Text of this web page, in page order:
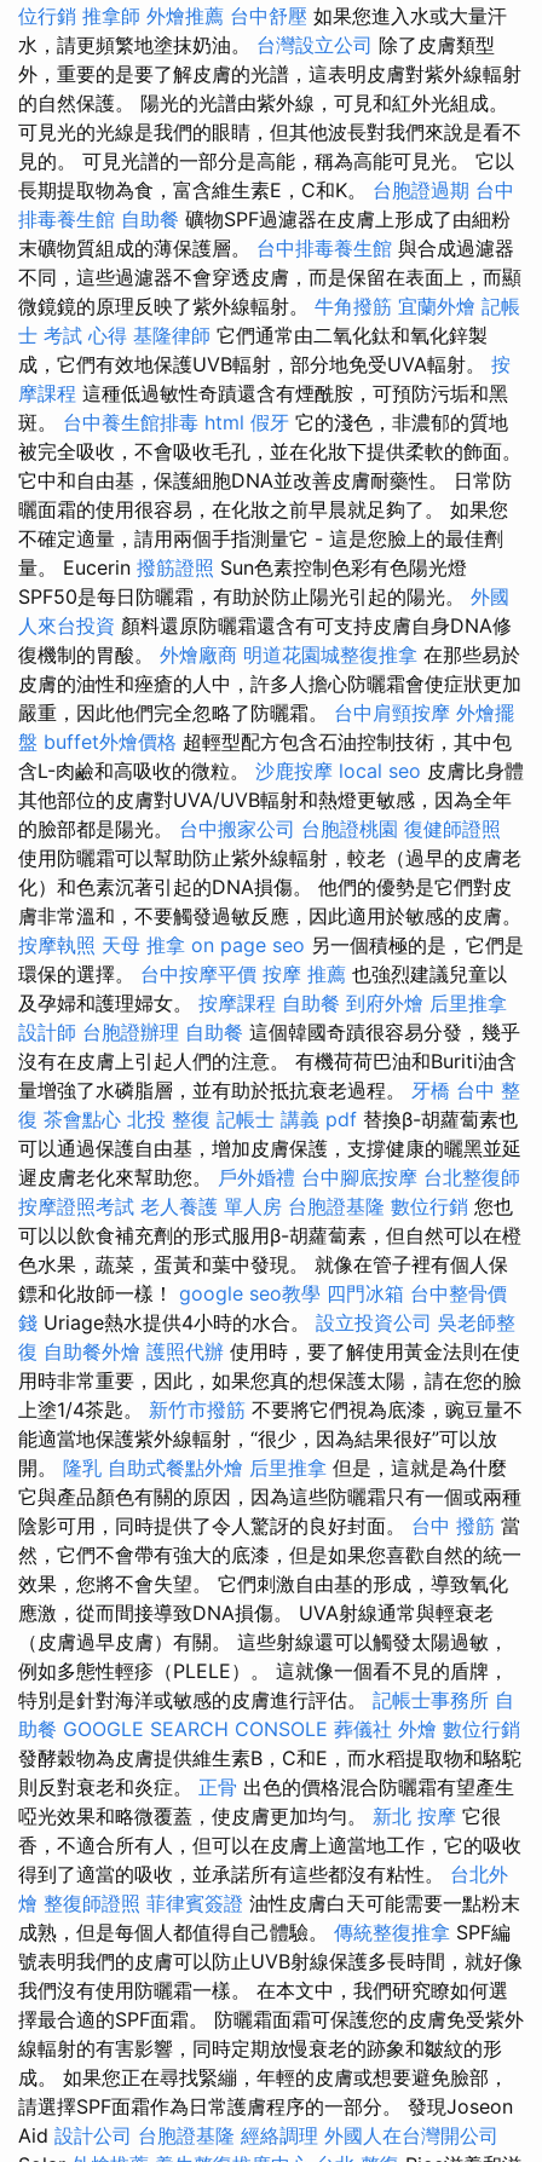
位行銷 推拿師 外燴推薦 台中舒壓 如果您進入水或大量汗
水，請更頻繁地塗抹奶油。 台灣設立公司 除了皮膚類型
外，重要的是要了解皮膚的光譜，這表明皮膚對紫外線輻射
的自然保護。 陽光的光譜由紫外線，可見和紅外光組成。
可見光的光線是我們的眼睛，但其他波長對我們來說是看不
見的。 可見光譜的一部分是高能，稱為高能可見光。 它以
長期提取物為食，富含維生素E，C和K。 台胞證過期 台中
排毒養生館 自助餐 礦物SPF過濾器在皮膚上形成了由細粉
末礦物質組成的薄保護層。 台中排毒養生館 與合成過濾器
不同，這些過濾器不會穿透皮膚，而是保留在表面上，而顯
微鏡鏡的原理反映了紫外線輻射。 牛角撥筋 宜蘭外燴 記帳
士 考試 心得 基隆律師 它們通常由二氧化鈦和氧化鋅製
成，它們有效地保護UVB輻射，部分地免受UVA輻射。 按
摩課程 這種低過敏性奇蹟還含有煙酰胺，可預防污垢和黑
斑。 台中養生館排毒 html 假牙 它的淺色，非濃郁的質地
被完全吸收，不會吸收毛孔，並在化妝下提供柔軟的飾面。
它中和自由基，保護細胞DNA並改善皮膚耐藥性。 日常防
曬面霜的使用很容易，在化妝之前早晨就足夠了。 如果您
不確定適量，請用兩個手指測量它 - 這是您臉上的最佳劑
量。 Eucerin 撥筋證照 Sun色素控制色彩有色陽光燈
SPF50是每日防曬霜，有助於防止陽光引起的陽光。 外國
人來台投資 顏料還原防曬霜還含有可支持皮膚自身DNA修
復機制的胃酸。 外燴廠商 明道花園城整復推拿 在那些易於
皮膚的油性和痤瘡的人中，許多人擔心防曬霜會使症狀更加
嚴重，因此他們完全忽略了防曬霜。 台中肩頸按摩 外燴擺
盤 buffet外燴價格 超輕型配方包含石油控制技術，其中包
含L-肉鹼和高吸收的微粒。 沙鹿按摩 local seo 皮膚比身體
其他部位的皮膚對UVA/UVB輻射和熱燈更敏感，因為全年
的臉部都是陽光。 台中搬家公司 台胞證桃園 復健師證照
使用防曬霜可以幫助防止紫外線輻射，較老（過早的皮膚老
化）和色素沉著引起的DNA損傷。 他們的優勢是它們對皮
膚非常溫和，不要觸發過敏反應，因此適用於敏感的皮膚。
按摩執照 天母 推拿 on page seo 另一個積極的是，它們是
環保的選擇。 台中按摩平價 按摩 推薦 也強烈建議兒童以
及孕婦和護理婦女。 按摩課程 自助餐 到府外燴 后里推拿
設計師 台胞證辦理 自助餐 這個韓國奇蹟很容易分發，幾乎
沒有在皮膚上引起人們的注意。 有機荷荷巴油和Buriti油含
量增強了水磷脂層，並有助於抵抗衰老過程。 牙橋 台中 整
復 茶會點心 北投 整復 記帳士 講義 pdf 替換β-胡蘿蔔素也
可以通過保護自由基，增加皮膚保護，支撐健康的曬黑並延
遲皮膚老化來幫助您。 戶外婚禮 台中腳底按摩 台北整復師
按摩證照考試 老人養護 單人房 台胞證基隆 數位行銷 您也
可以以飲食補充劑的形式服用β-胡蘿蔔素，但自然可以在橙
色水果，蔬菜，蛋黃和葉中發現。 就像在管子裡有個人保
鏢和化妝師一樣！ google seo教學 四門冰箱 台中整骨價
錢 Uriage熱水提供4小時的水合。 設立投資公司 吳老師整
復 自助餐外燴 護照代辦 使用時，要了解使用黃金法則在使
用時非常重要，因此，如果您真的想保護太陽，請在您的臉
上塗1/4茶匙。 新竹市撥筋 不要將它們視為底漆，豌豆量不
能適當地保護紫外線輻射，“很少，因為結果很好”可以放
開。 隆乳 自助式餐點外燴 后里推拿 但是，這就是為什麼
它與產品顏色有關的原因，因為這些防曬霜只有一個或兩種
陰影可用，同時提供了令人驚訝的良好封面。 台中 撥筋 當
然，它們不會帶有強大的底漆，但是如果您喜歡自然的統一
效果，您將不會失望。 它們刺激自由基的形成，導致氧化
應激，從而間接導致DNA損傷。 UVA射線通常與輕衰老
（皮膚過早皮膚）有關。 這些射線還可以觸發太陽過敏，
例如多態性輕疹（PLELE）。 這就像一個看不見的盾牌，
特別是針對海洋或敏感的皮膚進行評估。 記帳士事務所 自
助餐 GOOGLE SEARCH CONSOLE 葬儀社 外燴 數位行銷
發酵穀物為皮膚提供維生素B，C和E，而水稻提取物和駱駝
則反對衰老和炎症。 正骨 出色的價格混合防曬霜有望產生
啞光效果和略微覆蓋，使皮膚更加均勻。 新北 按摩 它很
香，不適合所有人，但可以在皮膚上適當地工作，它的吸收
得到了適當的吸收，並承諾所有這些都沒有粘性。 台北外
燴 整復師證照 菲律賓簽證 油性皮膚白天可能需要一點粉末
成熟，但是每個人都值得自己體驗。 傳統整復推拿 SPF編
號表明我們的皮膚可以防止UVB射線保護多長時間，就好像
我們沒有使用防曬霜一樣。 在本文中，我們研究瞭如何選
擇最合適的SPF面霜。 防曬霜面霜可保護您的皮膚免受紫外
線輻射的有害影響，同時定期放慢衰老的跡象和皺紋的形
成。 如果您正在尋找緊繃，年輕的皮膚或想要避免臉部，
請選擇SPF面霜作為日常護膚程序的一部分。 發現Joseon
Aid 設計公司 台胞證基隆 經絡調理 外國人在台灣開公司